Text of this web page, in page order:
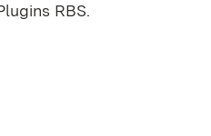
RBS.